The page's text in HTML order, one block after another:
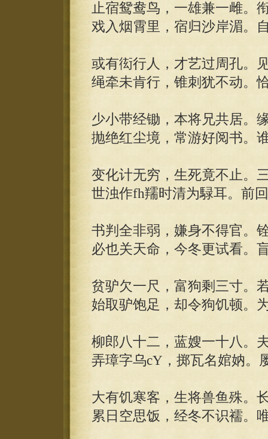
止宿鸳鸯鸟，一雄兼一雌。
戏入烟霄里，宿归沙岸湄。
或有衒行人，才艺过周孔。
绳牵未肯行，锥刺犹不动。
少小带经锄，本将兄共居。
抛绝红尘境，常游好阅书。
变化计无穷，生死竟不止。
世浊作fh羺时清为騄耳。前
书判全非弱，嫌身不得官。
必也关天命，今冬更试看。
贫驴欠一尺，富狗剩三寸。
始取驴饱足，却令狗饥顿。
柳郎八十二，蓝嫂一十八。
弄璋字乌cY，掷瓦名婠妠。
大有饥寒客，生将兽鱼殊。
累日空思饭，经冬不识襦。